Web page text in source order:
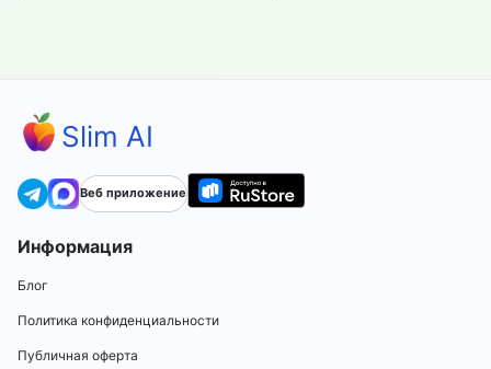
Slim AI
Веб приложение
Информация
Блог
Политика конфиденциальности
Публичная оферта